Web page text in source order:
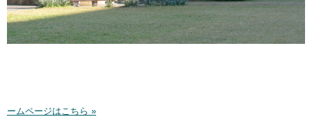
ームページはこちら »